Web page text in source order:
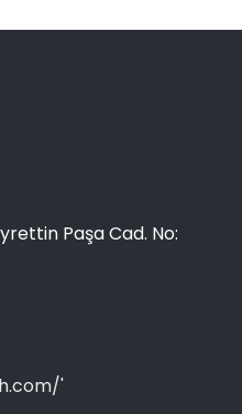
Paşa Cad. No:
'